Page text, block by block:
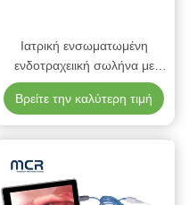
Ιατρική ενσωματωμένη
ενδοτραχειική σωλήνα με
σύνδεση κάμερας βίντεο
Βρείτε την καλύτερη τιμή